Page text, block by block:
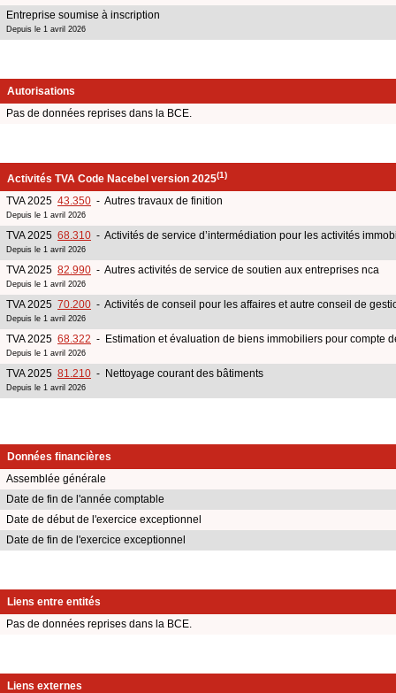
Entreprise soumise à inscription
Depuis le 1 avril 2026
Autorisations
Pas de données reprises dans la BCE.
Activités TVA Code Nacebel version 2025(1)
TVA 2025 43.350 - Autres travaux de finition
Depuis le 1 avril 2026
TVA 2025 68.310 - Activités de service d’intermédiation pour les activités
Depuis le 1 avril 2026
TVA 2025 82.990 - Autres activités de service de soutien aux entreprises nca
Depuis le 1 avril 2026
TVA 2025 70.200 - Activités de conseil pour les affaires et autre conseil de
Depuis le 1 avril 2026
TVA 2025 68.322 - Estimation et évaluation de biens immobiliers pour compte
Depuis le 1 avril 2026
TVA 2025 81.210 - Nettoyage courant des bâtiments
Depuis le 1 avril 2026
Données financières
Assemblée générale
Date de fin de l'année comptable
Date de début de l'exercice exceptionnel
Date de fin de l'exercice exceptionnel
Liens entre entités
Pas de données reprises dans la BCE.
Liens externes